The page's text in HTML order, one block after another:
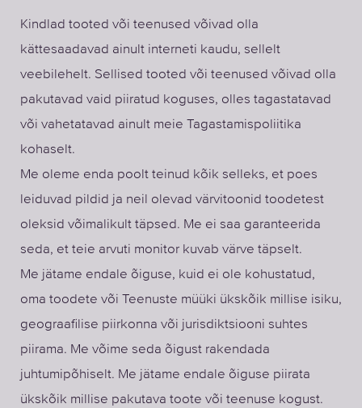
Kindlad tooted või teenused võivad olla
kättesaadavad ainult interneti kaudu, sellelt
veebilehelt. Sellised tooted või teenused võivad olla
pakutavad vaid piiratud koguses, olles tagastatavad
või vahetatavad ainult meie Tagastamispoliitika
kohaselt.
Me oleme enda poolt teinud kõik selleks, et poes
leiduvad pildid ja neil olevad värvitoonid toodetest
oleksid võimalikult täpsed. Me ei saa garanteerida
seda, et teie arvuti monitor kuvab värve täpselt.
Me jätame endale õiguse, kuid ei ole kohustatud,
oma toodete või Teenuste müüki ükskõik millise isiku,
geograafilise piirkonna või jurisdiktsiooni suhtes
piirama. Me võime seda õigust rakendada
juhtumipõhiselt. Me jätame endale õiguse piirata
ükskõik millise pakutava toote või teenuse kogust.